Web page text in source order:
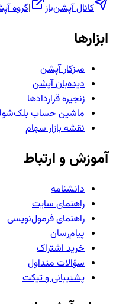
کانال آپشن‌باز
|گروه
ابزارها
میزکار آپشن
دیده‌بان آپشن
زنجیره قراردادها
ماشین حساب
نقشه بازار سهام
آموزش و ارتباط
دانشنامه
راهنمای سایت
راهنمای فرمول‌نویسی
پیام‌رسان
خرید اشتراک
سؤالات متداول
پشتیبانی و تیکت